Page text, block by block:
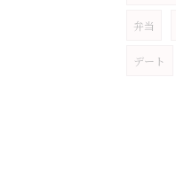
弁当
デート